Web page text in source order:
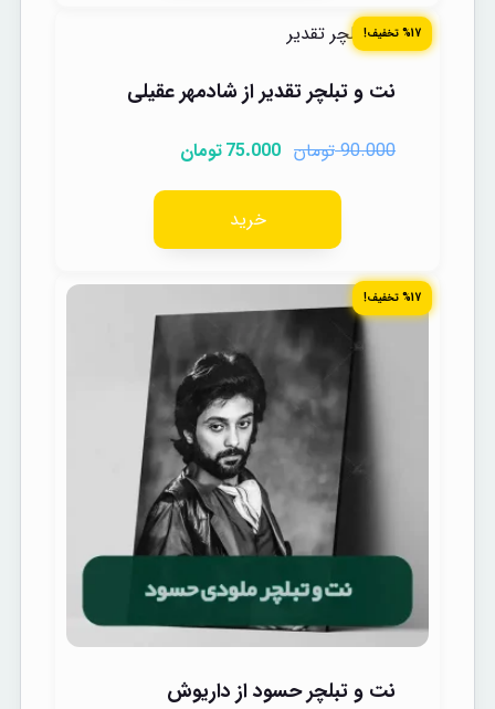
%17 تخفیف!
نت و تبلچر تقدیر از شادمهر عقیلی
90.000 تومان 75.000تومان
خرید
%17 تخفیف!
نت و تبلچر حسود از داریوش